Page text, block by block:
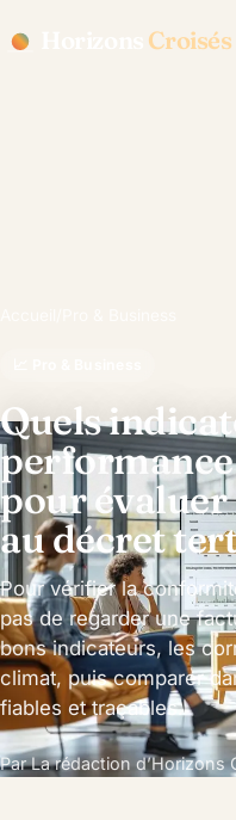
Croisés
Quels
pour
au décret
Pour vérifier la
pas de regarder une
bons indicateurs, les
climat, puis comparer
fiables et traçables.
Par La rédaction d’Horizons